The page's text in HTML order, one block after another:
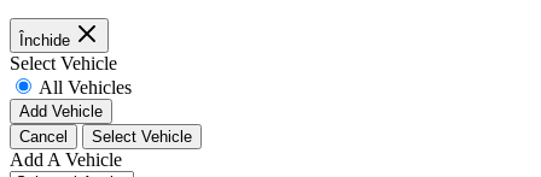
Închide
Select Vehicle
All Vehicles
Add Vehicle
Cancel
Select Vehicle
Add A Vehicle